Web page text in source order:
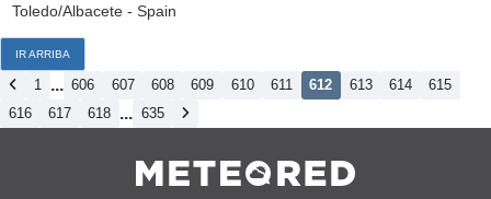
Toledo/Albacete - Spain
IR ARRIBA
1 ... 606 607 608 609 610 611 612 613 614
615
616
617 618 ... 635